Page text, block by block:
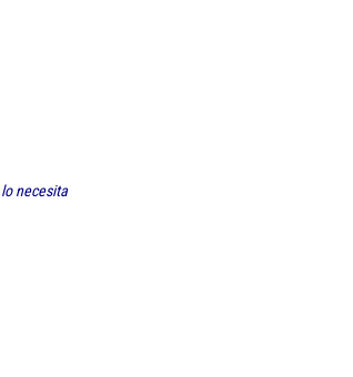
necesita